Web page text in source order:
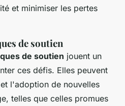
et minimiser les pertes
de soutien
de soutien jouent un
ces défis. Elles peuvent
l'adoption de nouvelles
telles que celles promues